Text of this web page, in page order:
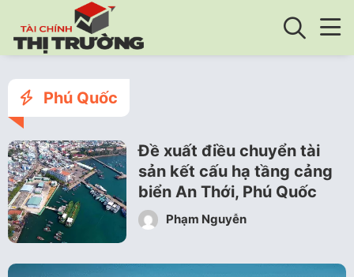
Phú Quốc
Đề xuất điều chuyển tài
sản kết cấu hạ tầng cảng
biển An Thới, Phú Quốc
Phạm Nguyễn